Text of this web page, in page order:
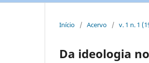
Início / Acervo / v. 1 n. 1
Da ideologia